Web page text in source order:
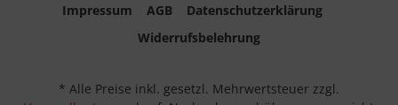
Impressum AGB
Datenschutzerklärung
Widerrufsbelehrung
* Alle Preise inkl. gesetzl. Mehrwertsteuer zzgl.